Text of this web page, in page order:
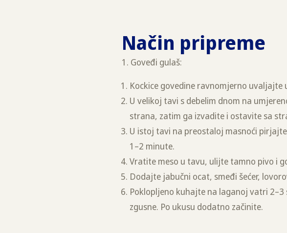
Način pripreme
1. Goveđi gulaš:
Kockice govedine ravnomjerno uvaljajte
U velikoj tavi s debelim dnom na
strana, zatim ga izvadite i ostavite sa
U istoj tavi na preostaloj masnoći
1–2 minute.
Vratite meso u tavu, ulijte tamno pivo i
Dodajte jabučni ocat, smeđi šećer,
Poklopljeno kuhajte na laganoj vatri
zgusne. Po ukusu dodatno začinite.